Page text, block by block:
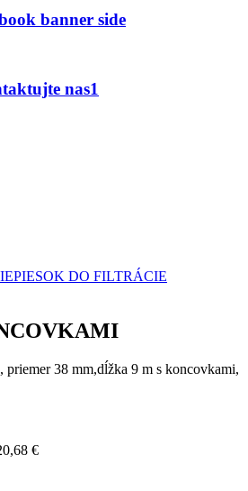
PIESOK DO FILTRÁCIE
38 mm,dĺžka 9 m s koncovkami,
€